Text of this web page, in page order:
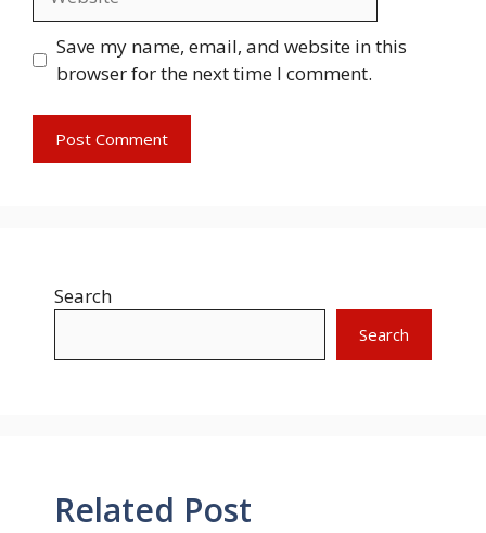
Save my name, email, and website in this
browser for the next time I comment.
Search
Search
Related Post